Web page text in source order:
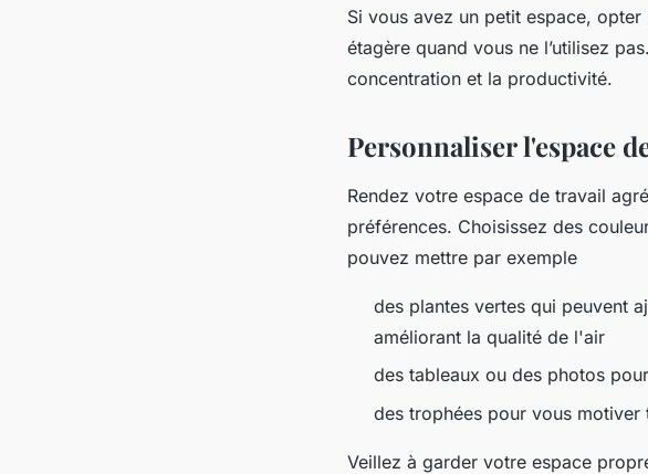
Si vous avez un petit espace,
étagère quand vous ne l’utilisez
concentration et la productivité.
Personnaliser l'espace
Rendez votre espace de travail
préférences. Choisissez des
pouvez mettre par exemple
des plantes vertes qui peuvent
améliorant la qualité de l'air
des tableaux ou des photos
des trophées pour vous
Veillez à garder votre espace